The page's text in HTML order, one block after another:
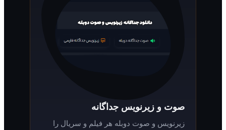
صوت و زیرنویس جداگانه
زیرنویس و صوت دوبله هر فیلم و سریال را